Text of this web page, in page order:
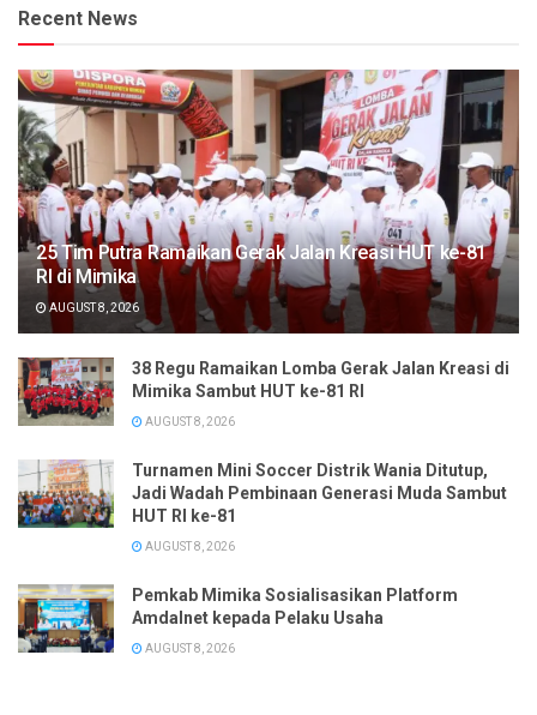
Recent News
25 Tim Putra Ramaikan Gerak Jalan Kreasi HUT ke-81
RI di Mimika
AUGUST 8, 2026
38 Regu Ramaikan Lomba Gerak Jalan Kreasi di
Mimika Sambut HUT ke-81 RI
AUGUST 8, 2026
Turnamen Mini Soccer Distrik Wania Ditutup,
Jadi Wadah Pembinaan Generasi Muda Sambut
HUT RI ke-81
AUGUST 8, 2026
Pemkab Mimika Sosialisasikan Platform
Amdalnet kepada Pelaku Usaha
AUGUST 8, 2026